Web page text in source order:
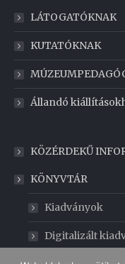
LÁTOGATÓKNAK
KUTATÓKNAK
Állandó
KÖZÉRDEKŰ
KÖNYVTÁR
Kiadványok
Digitalizált